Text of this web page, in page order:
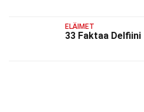
ELÄIMET
33 Faktaa Delfiini